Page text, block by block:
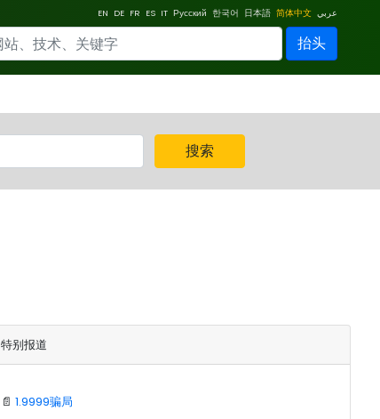
EN DE FR ES IT Русский 한국어 日本語 简体中文 عربي
抬头
搜索
特别报道
📄 1.9999骗局